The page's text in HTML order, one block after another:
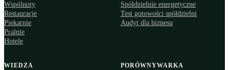
Wspólnoty
Restauracje
Piekarnie
Pralnie
Hotele
Spółdzielnie energetyczne
Test gotowości spółdzielni
Audyt dla biznesu
WIEDZA PORÓWNYWARKA